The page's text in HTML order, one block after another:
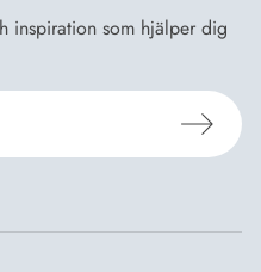
inspiration som hjälper dig